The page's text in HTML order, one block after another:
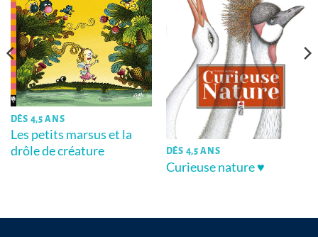
DÈS 4,5 ANS
Les petits marsus et la
drôle de créature
DÈS 4,5 ANS
Curieuse nature ♥